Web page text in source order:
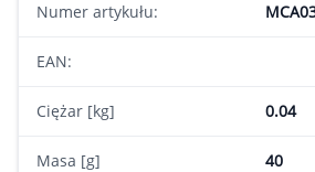
Numer artykułu:
EAN:
Ciężar [kg] 0.04
Masa [g] 40